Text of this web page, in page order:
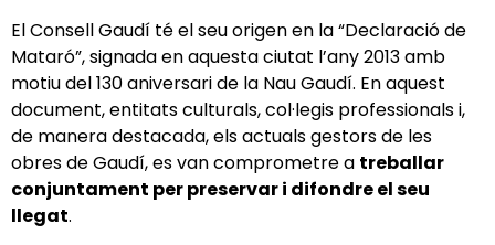
El Consell Gaudí té el seu origen en la “Declaració de
Mataró”, signada en aquesta ciutat l’any 2013 amb
motiu del 130 aniversari de la Nau Gaudí. En aquest
document, entitats culturals, col·legis professionals i,
de manera destacada, els actuals gestors de les
obres de Gaudí, es van comprometre a treballar
conjuntament per preservar i difondre el seu
llegat.